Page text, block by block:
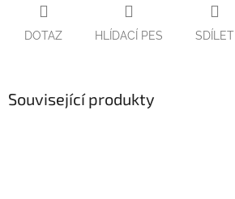
DOTAZ HLÍDACÍ PES SDÍLET
Související produkty